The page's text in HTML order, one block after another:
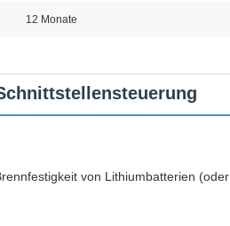
12 Monate
von Lithiumbatterien (oder